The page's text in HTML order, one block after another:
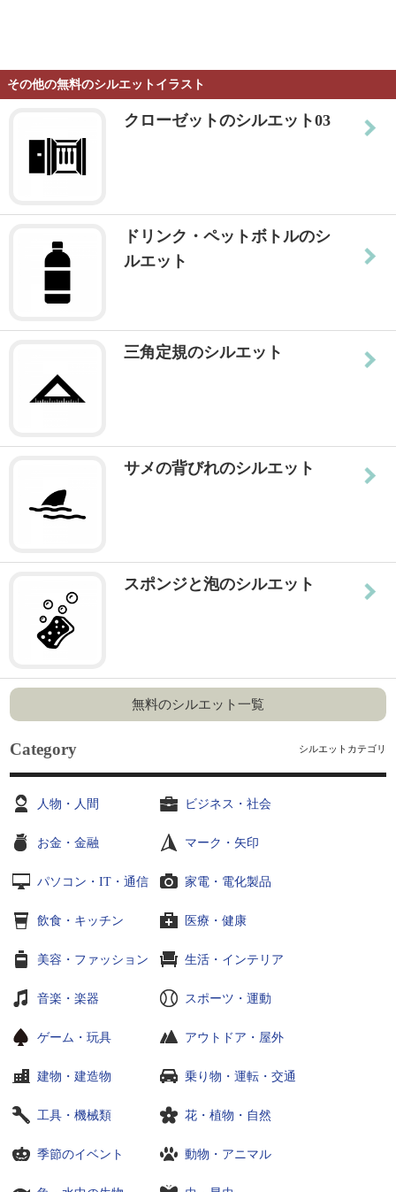
その他の無料のシルエットイラスト
クローゼットのシルエット03
ドリンク・ペットボトルのシ
ルエット
三角定規のシルエット
サメの背びれのシルエット
スポンジと泡のシルエット
無料のシルエット一覧
Category シルエットカテゴリ
人物・人間 ビジネス・社会
お金・金融 マーク・矢印
パソコン・IT・通信 家電・電化製品
飲食・キッチン 医療・健康
美容・ファッション 生活・インテリア
音楽・楽器 スポーツ・運動
ゲーム・玩具 アウトドア・屋外
建物・建造物 乗り物・運転・交通
工具・機械類 花・植物・自然
季節のイベント 動物・アニマル